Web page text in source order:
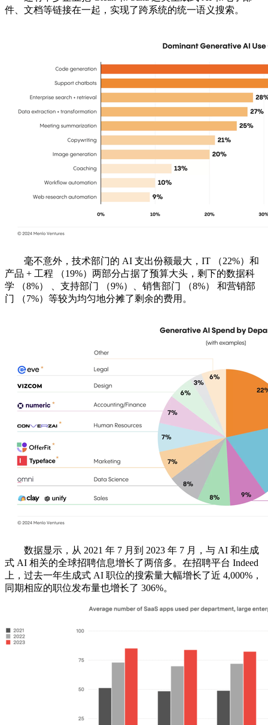
件、文档等链接在一起，实现了跨系统的统一语义搜索。
毫不意外，技术部门的 AI 支出份额最大，IT （22%）和
产品 + 工程 （19%）两部分占据了预算大头，剩下的数据科
学 （8%） 、支持部门 （9%）、销售部门 （8%） 和营销部
门 （7%）等较为均匀地分摊了剩余的费用。
数据显示，从 2021 年 7 月到 2023 年 7 月，与 AI 和生成
式 AI 相关的全球招聘信息增长了两倍多。在招聘平台 Indeed
上，过去一年生成式 AI 职位的搜索量大幅增长了近 4,000%，
同期相应的职位发布量也增长了 306%。